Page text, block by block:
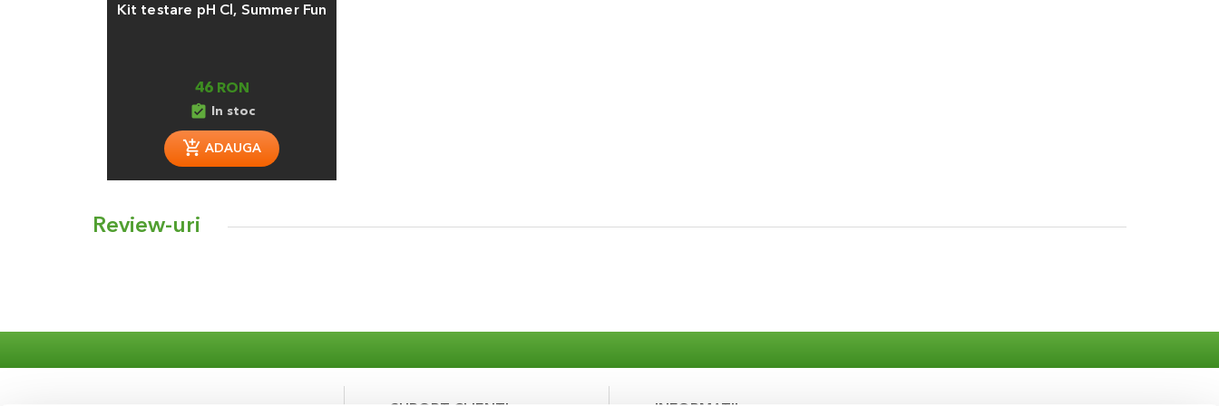
Kit testare pH Cl, Summer Fun
46 RON
assignment_turned_in In stoc
ADAUGA
Review-uri